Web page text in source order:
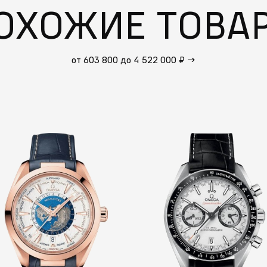
от 603 800 до 4 522 000 ₽ →